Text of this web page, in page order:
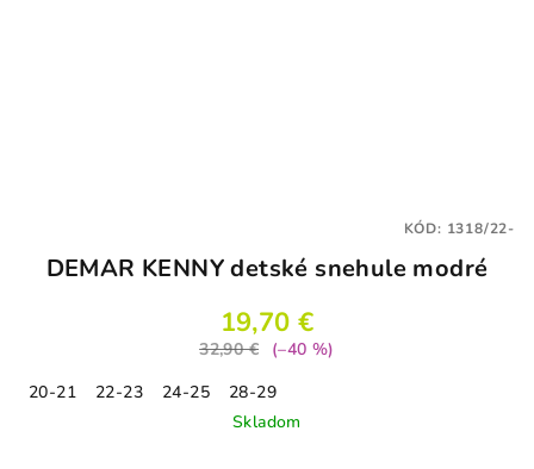
DEMAR KENNY detské snehule modré
19,70 €
32,90 €
(–40 %)
20-21
22-23 24-25
28-29
Skladom
KÓD: 1318/22-